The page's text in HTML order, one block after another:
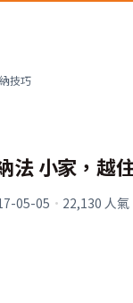
技巧
法 小家，越
05-05 · 22,130 人氣